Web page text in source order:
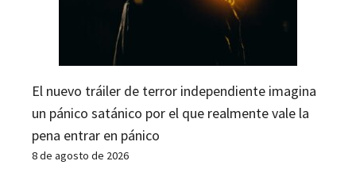
El nuevo tráiler de terror independiente imagina
un pánico satánico por el que realmente vale la
pena entrar en pánico
8 de agosto de 2026